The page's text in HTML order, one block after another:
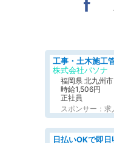
株式会社パソナ
福岡県 北九州市
時給1,506円
正社員
スポンサー：求